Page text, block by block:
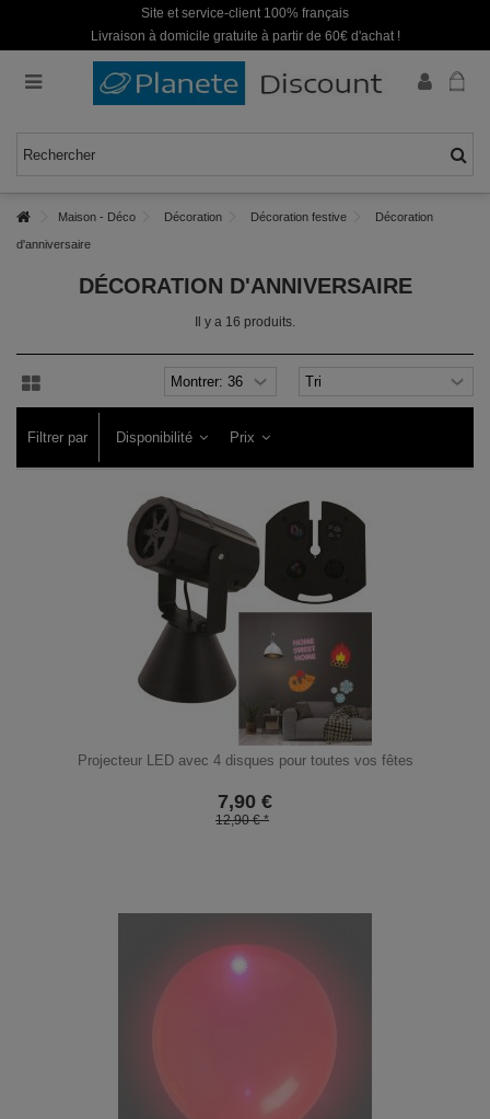
Site et service-client 100% français
Livraison à domicile gratuite à partir de 60€ d'achat !
Maison - Déco Décoration Décoration festive Décoration
d'anniversaire
DÉCORATION D'ANNIVERSAIRE
Il y a 16 produits.
Filtrer par Disponibilité Prix
Projecteur LED avec 4 disques pour toutes vos fêtes
7,90 €
12,90 € *